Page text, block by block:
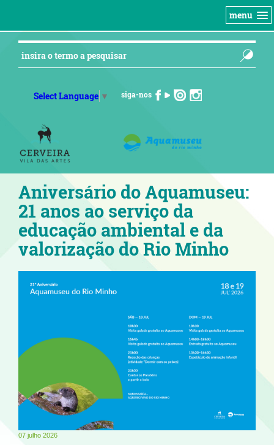
menu
Select Language ▼ siga-nos
Aniversário do Aquamuseu:
21 anos ao serviço da
educação ambiental e da
valorização do Rio Minho
07 julho 2026